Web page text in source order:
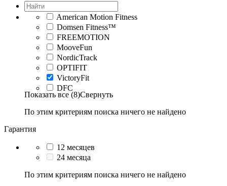
American Motion Fitness
Domsen Fitness™
FREEMOTION
MooveFun
NordicTrack
OPTIFIT
VictoryFit
DFC
Показать все (8)Свернуть
По этим критериям поиска ничего не найдено
Гарантия
12 месяцев
24 месяца
По этим критериям поиска ничего не найдено